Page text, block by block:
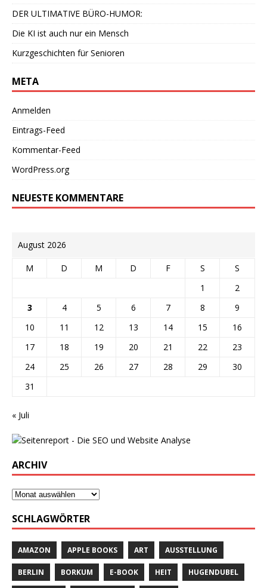
DER ULTIMATIVE BÜRO-HUMOR:
Die KI ist auch nur ein Mensch
Kurzgeschichten für Senioren
META
Anmelden
Eintrags-Feed
Kommentar-Feed
WordPress.org
NEUESTE KOMMENTARE
August 2026
M D M D F S
S
1
2
3
4 5 6 7 8
9
10
11 12 13 14 15
16
17
18 19 20 21 22
23
24
25 26 27 28 29
30
31
« Juli
ARCHIV
SCHLAGWÖRTER
AMAZON APPLE BOOKS ART AUSSTELLUNG
BERLIN BORKUM E-BOOK HEIT HUGENDUBEL